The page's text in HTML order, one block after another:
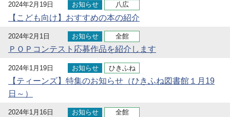
2024年2月19日 お知らせ 八広
【こども向け】おすすめの本の紹介
2024年2月1日 お知らせ 全館
ＰＯＰコンテスト応募作品を紹介します
2024年1月19日 お知らせ ひきふね
【ティーンズ】特集のお知らせ（ひきふね図書館１月19
日～）
2024年1月16日 お知らせ 全館